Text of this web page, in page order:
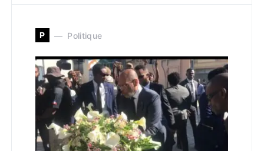
P Politique